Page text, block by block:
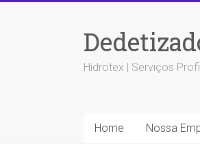
Hidrotex | Serviços
Home Nossa